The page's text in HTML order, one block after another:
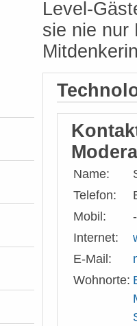
Level-
sie nie nur
Name:
Telefon:
Mobil:
-
Internet:
E-Mail:
Wohnorte: